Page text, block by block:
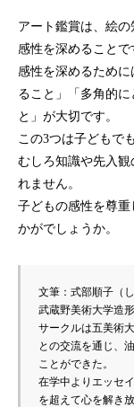
アート鑑賞は、絵の
感性を深めることで
感性を深めるために
ること」「多角的
と」が大切です。
この3つは子どもで
むしろ知識や先入
れません。
子どもの感性を尊
かがでしょうか。
文筆：式部順子（
武蔵野美術大学造
サークルは五美術
との交流を通じ、
ことができた。
在学中よりエッセ
を超えて心を解き